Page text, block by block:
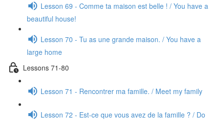
Lesson 69 - Comme ta maison est belle ! / You have a
beautiful house!
Lesson 70 - Tu as une grande maison. / You have a
large home
Lessons 71-80
Lesson 71 - Rencontrer ma famille. / Meet my family
Lesson 72 - Est-ce que vous avez de la famille ? / Do